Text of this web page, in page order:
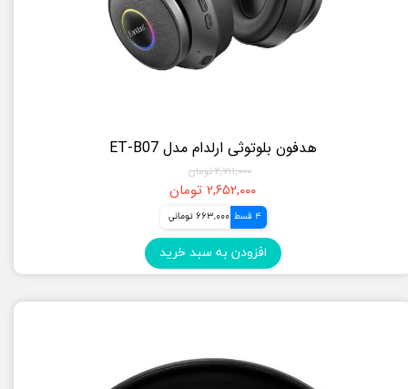
هدفون بلوتوثی ارلدام مدل ET-B07
۲,۷۱۱,۰۰۰ تومان
۲,۶۵۲,۰۰۰ تومان
4 قسط 663,000 تومانی
افزودن به سبد خرید